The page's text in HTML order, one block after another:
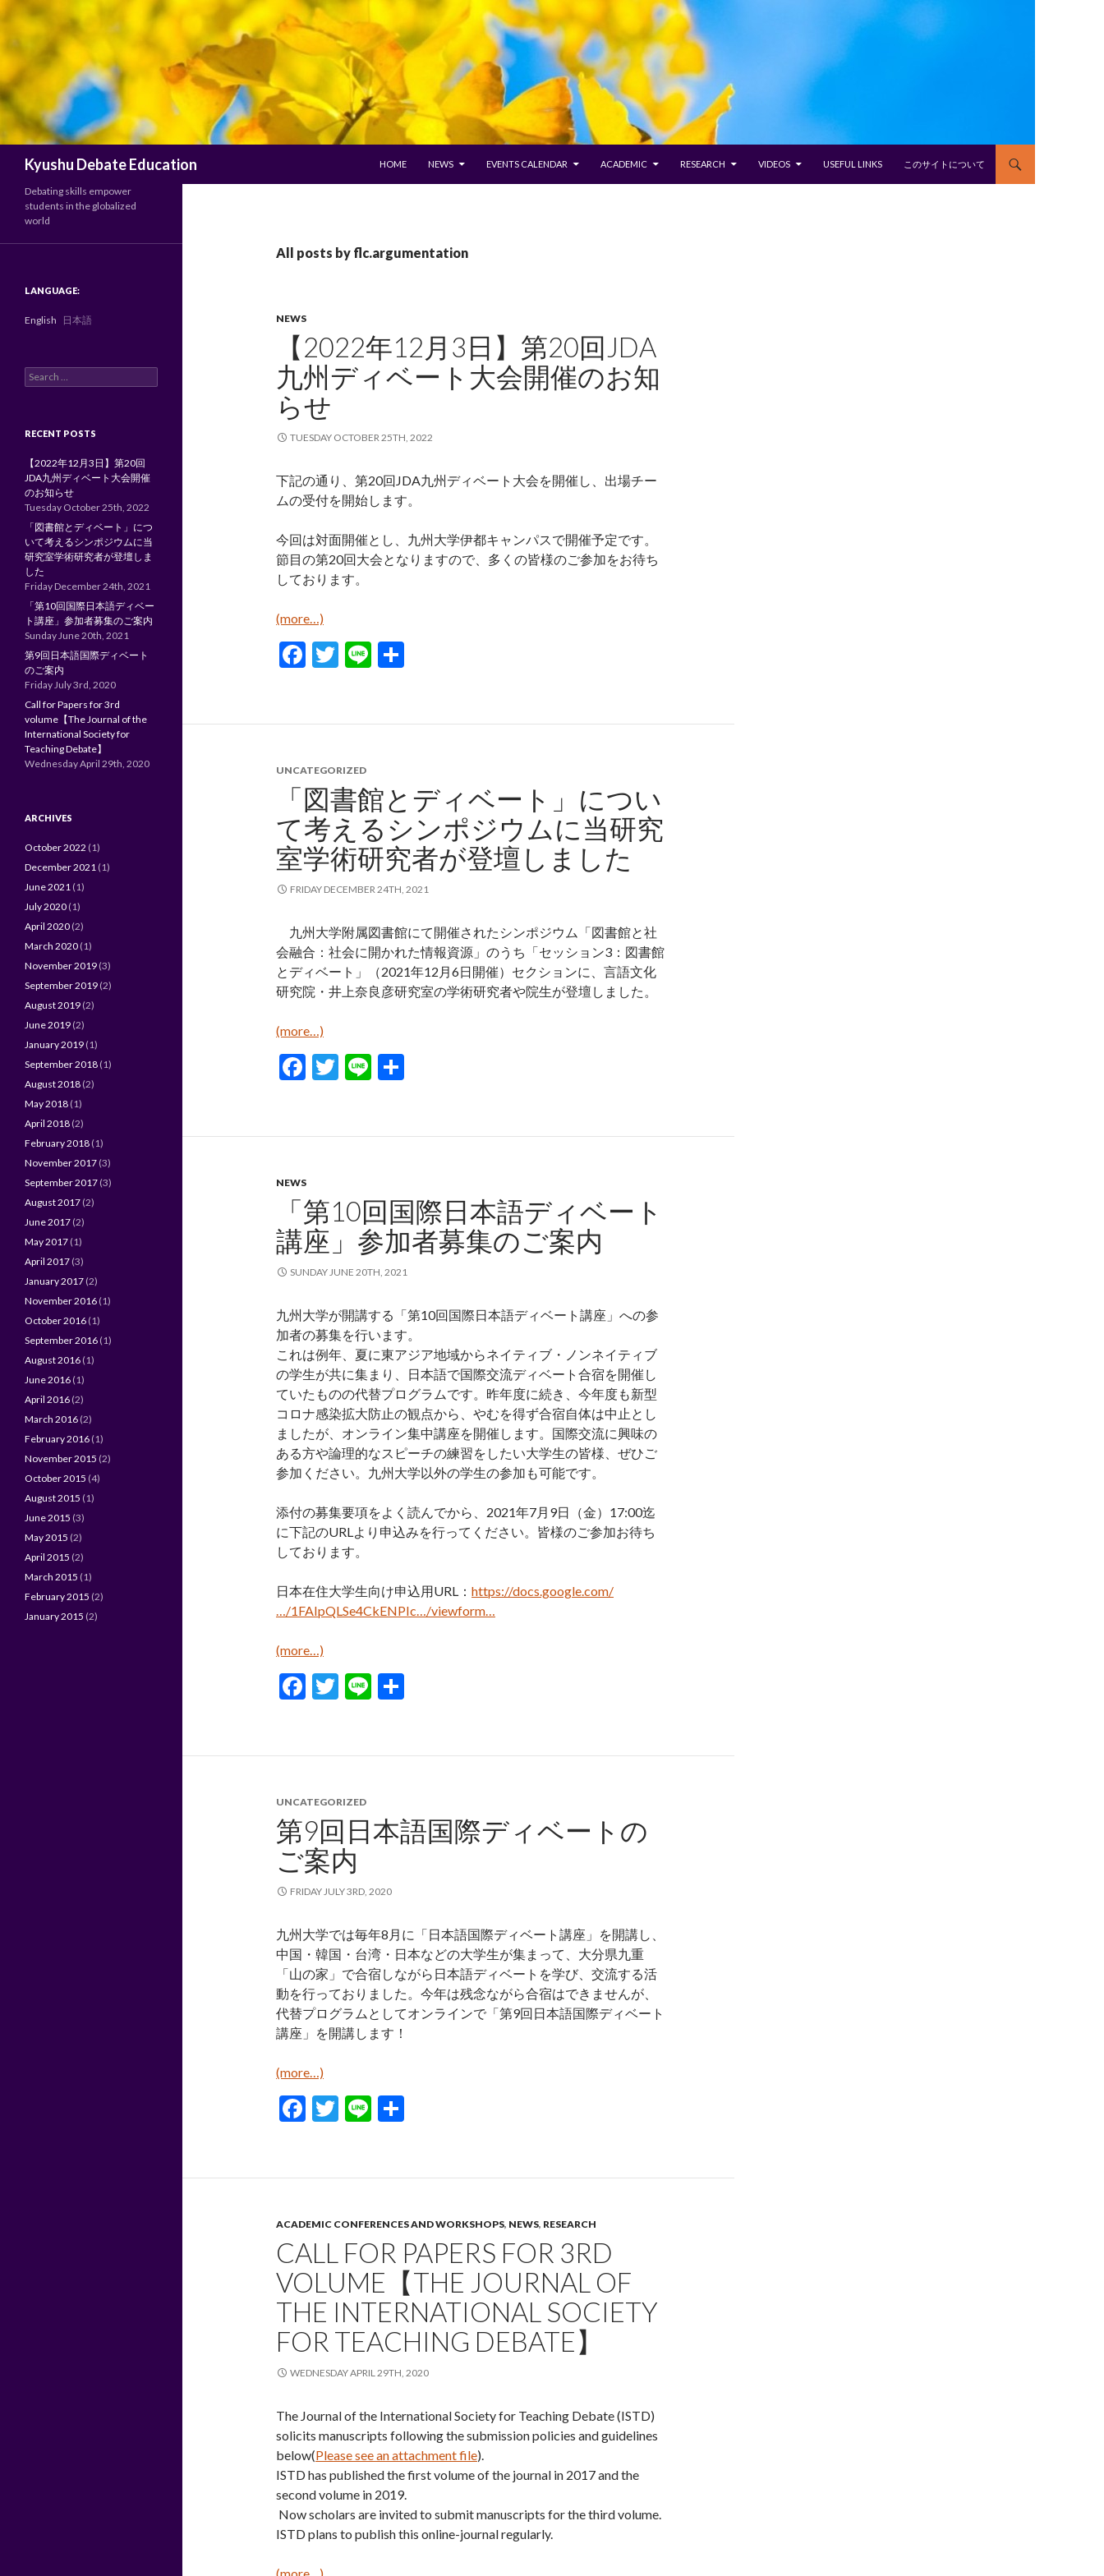
Kyushu Debate Education
HOME
NEWS EVENTS CALENDAR ACADEMIC RESEARCH VIDEOS USEFUL LINKS このサイトについて
All posts by flc.argumentation
NEWS
【2022年12月3日】第20回JDA
九州ディベート大会開催のお知
らせ
TUESDAY OCTOBER 25TH, 2022
下記の通り、第20回JDA九州ディベート大会を開催し、出場チー
ムの受付を開始します。
今回は対面開催とし、九州大学伊都キャンパスで開催予定です。
節目の第20回大会となりますので、多くの皆様のご参加をお待ち
しております。
(more…)
F
b
o
o
k
T
er
Li
e
UNCATEGORIZED
「図書館とディベート」につい
て考えるシンポジウムに当研究
室学術研究者が登壇しました
FRIDAY DECEMBER 24TH, 2021
九州大学附属図書館にて開催されたシンポジウム「図書館と社
会融合：社会に開かれた情報資源」のうち「セッション3：図書館
とディベート」（2021年12月6日開催）セクションに、言語文化
研究院・井上奈良彦研究室の学術研究者や院生が登壇しました。
(more…)
F
b
o
o
k
T
er
Li
e
NEWS
「第10回国際日本語ディベート
講座」参加者募集のご案内
SUNDAY JUNE 20TH, 2021
九州大学が開講する「第10回国際日本語ディベート講座」への参
加者の募集を行います。
これは例年、夏に東アジア地域からネイティブ・ノンネイティブ
の学生が共に集まり、日本語で国際交流ディベート合宿を開催し
ていたものの代替プログラムです。昨年度に続き、今年度も新型
コロナ感染拡大防止の観点から、やむを得ず合宿自体は中止とし
ましたが、オンライン集中講座を開催します。国際交流に興味の
ある方や論理的なスピーチの練習をしたい大学生の皆様、ぜひご
参加ください。九州大学以外の学生の参加も可能です。
添付の募集要項をよく読んでから、2021年7月9日（金）17:00迄
に下記のURLより申込みを行ってください。皆様のご参加お待ち
しております。
日本在住大学生向け申込用URL： https://docs.google.com/
…/1FAIpQLSe4CkENPIc…/viewform…
(more…)
F
b
o
o
k
T
er
Li
e
UNCATEGORIZED
第9回日本語国際ディベートの
ご案内
FRIDAY JULY 3RD, 2020
九州大学では毎年8月に「日本語国際ディベート講座」を開講し、
中国・韓国・台湾・日本などの大学生が集まって、大分県九重
「山の家」で合宿しながら日本語ディベートを学び、交流する活
動を行っておりました。今年は残念ながら合宿はできませんが、
代替プログラムとしてオンラインで「第9回日本語国際ディベート
講座」を開講します！
(more…)
F
b
o
o
k
T
er
Li
e
ACADEMIC CONFERENCES AND WORKSHOPS, NEWS, RESEARCH
CALL FOR PAPERS FOR 3RD
VOLUME【THE JOURNAL OF
THE INTERNATIONAL SOCIETY
FOR TEACHING DEBATE】
WEDNESDAY APRIL 29TH, 2020
The Journal of the International Society for Teaching Debate (ISTD)
solicits manuscripts following the submission policies and guidelines
below(Please see an attachment file).
ISTD has published the first volume of the journal in 2017 and the
second volume in 2019.
Now scholars are invited to submit manuscripts for the third volume.
ISTD plans to publish this online-journal regularly.
Debating skills empower
students in the globalized
world
LANGUAGE:
English 日本語
Search
for:
RECENT POSTS
【2022年12月3日】第20回
JDA九州ディベート大会開催
のお知らせ
Tuesday October 25th, 2022
「図書館とディベート」につ
いて考えるシンポジウムに当
研究室学術研究者が登壇しま
した
Friday December 24th, 2021
「第10回国際日本語ディベー
ト講座」参加者募集のご案内
Sunday June 20th, 2021
第9回日本語国際ディベート
のご案内
Friday July 3rd, 2020
Call for Papers for 3rd
volume【The Journal of the
International Society for
Teaching Debate】
Wednesday April 29th, 2020
ARCHIVES
October 2022 (1)
December 2021 (1)
June 2021 (1)
July 2020 (1)
April 2020 (2)
March 2020 (1)
November 2019 (3)
September 2019 (2)
August 2019 (2)
June 2019 (2)
January 2019 (1)
September 2018 (1)
August 2018 (2)
May 2018 (1)
April 2018 (2)
February 2018 (1)
November 2017 (3)
September 2017 (3)
August 2017 (2)
June 2017 (2)
May 2017 (1)
April 2017 (3)
January 2017 (2)
November 2016 (1)
October 2016 (1)
September 2016 (1)
August 2016 (1)
June 2016 (1)
April 2016 (2)
March 2016 (2)
February 2016 (1)
November 2015 (2)
October 2015 (4)
August 2015 (1)
June 2015 (3)
May 2015 (2)
April 2015 (2)
March 2015 (1)
February 2015 (2)
January 2015 (2)